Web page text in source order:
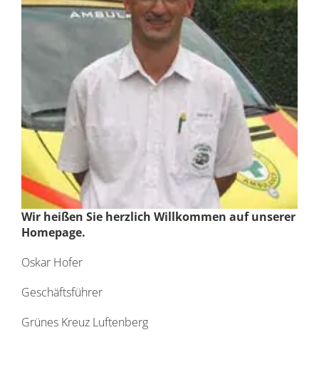
Wir heißen Sie herzlich Willkommen auf unserer
Homepage.
Oskar Hofer
Geschäftsführer
Grünes Kreuz Luftenberg